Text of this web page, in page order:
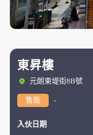
東昇樓
元朗東堤街8B號
售盤 -
入伙日期